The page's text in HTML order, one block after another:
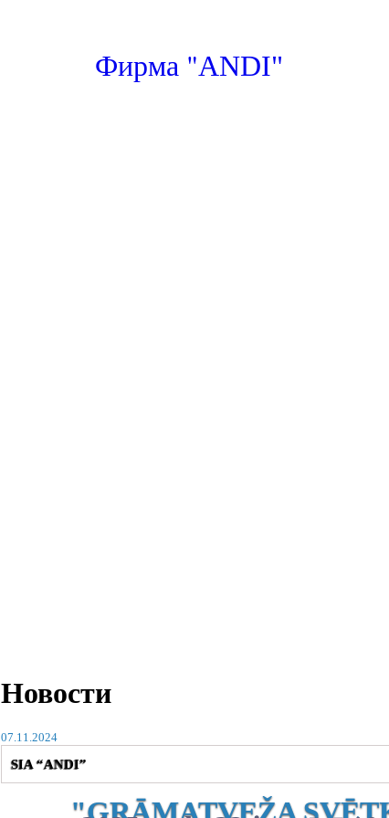
Фирма "ANDI"
Новости
07.11.2024
SIA “ANDI”